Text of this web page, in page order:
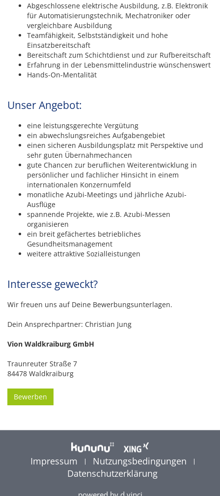
Abgeschlossene elektrische Ausbildung, z.B. Elektronik
für Automatisierungstechnik, Mechatroniker oder
vergleichbare Ausbildung
Teamfähigkeit, Selbstständigkeit und hohe
Einsatzbereitschaft
Bereitschaft zum Schichtdienst und zur Rufbereitschaft
Erfahrung in der Lebensmittelindustrie wünschenswert
Hands-On-Mentalität
Unser Angebot:
eine leistungsgerechte Vergütung
ein abwechslungsreiches Aufgabengebiet
einen sicheren Ausbildungsplatz mit Perspektive und
sehr guten Übernahmechancen
gute Chancen zur beruflichen Weiterentwicklung in
persönlicher und fachlicher Hinsicht in einem
internationalen Konzernumfeld
monatliche Azubi-Meetings und jährliche Azubi-
Ausflüge
spannende Projekte, wie z.B. Azubi-Messen
organisieren
ein breit gefächertes betriebliches
Gesundheitsmanagement
weitere attraktive Sozialleistungen
Interesse geweckt?
Wir freuen uns auf Deine Bewerbungsunterlagen.
Dein Ansprechpartner: Christian Jung
Vion Waldkraiburg GmbH
Traunreuter Straße 7
84478 Waldkraiburg
Bewerben
Impressum
Nutzungsbedingungen
Datenschutzerklärung